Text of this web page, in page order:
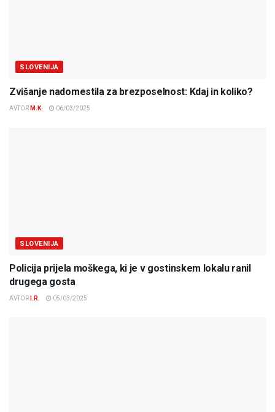
SLOVENIJA
Zvišanje nadomestila za brezposelnost: Kdaj in koliko?
AVTOR M.K. 06/03/2025
SLOVENIJA
Policija prijela moškega, ki je v gostinskem lokalu ranil
drugega gosta
AVTOR I.R. 05/03/2025